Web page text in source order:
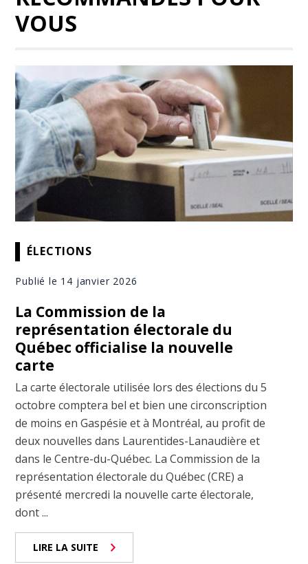
VOUS
ÉLECTIONS
Publié le 14 janvier 2026
La Commission de la
représentation électorale du
Québec officialise la nouvelle
carte
La carte électorale utilisée lors des élections du 5
octobre comptera bel et bien une circonscription
de moins en Gaspésie et à Montréal, au profit de
deux nouvelles dans Laurentides-Lanaudière et
dans le Centre-du-Québec. La Commission de la
représentation électorale du Québec (CRE) a
présenté mercredi la nouvelle carte électorale,
dont ...
LIRE LA SUITE